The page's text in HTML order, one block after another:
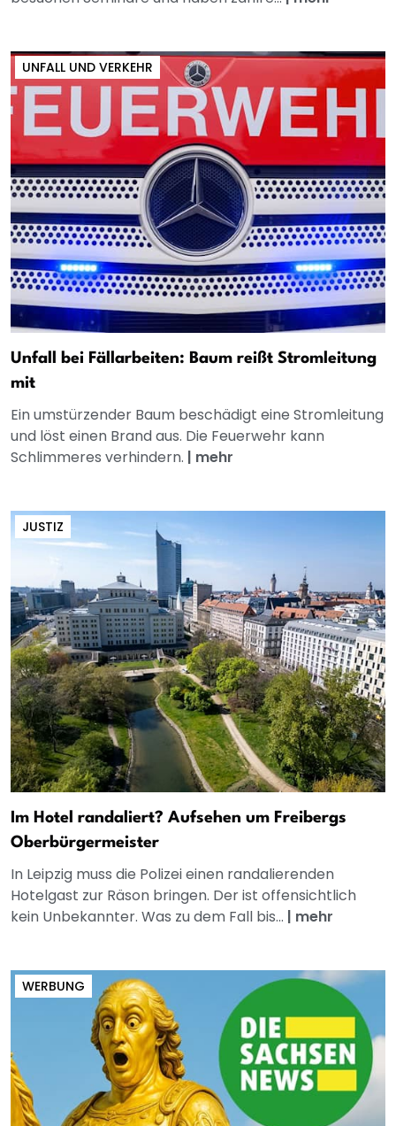
UNFALL UND VERKEHR
Unfall bei Fällarbeiten: Baum reißt Stromleitung
mit
Ein umstürzender Baum beschädigt eine Stromleitung
und löst einen Brand aus. Die Feuerwehr kann
Schlimmeres verhindern. | mehr
JUSTIZ
Im Hotel randaliert? Aufsehen um Freibergs
Oberbürgermeister
In Leipzig muss die Polizei einen randalierenden
Hotelgast zur Räson bringen. Der ist offensichtlich
kein Unbekannter. Was zu dem Fall bis... | mehr
WERBUNG